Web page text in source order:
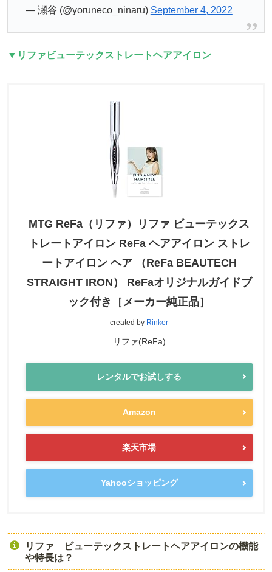
— 瀬谷 (@yoruneco_ninaru) September 4, 2022
▼リファビューテックストレートヘアアイロン
MTG ReFa（リファ）リファ ビューテックス
トレートアイロン ReFa ヘアアイロン ストレ
ートアイロン ヘア （ReFa BEAUTECH
STRAIGHT IRON） ReFaオリジナルガイドブ
ック付き［メーカー純正品］
created by Rinker
リファ(ReFa)
レンタルでお試しする
Amazon
楽天市場
Yahooショッピング
リファ ビューテックストレートヘアアイロンの機能
や特長は？